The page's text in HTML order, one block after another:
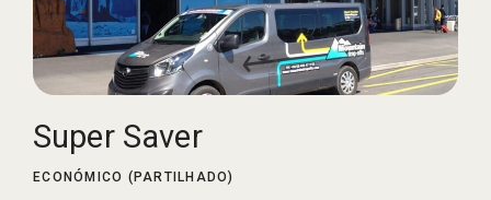
Super Saver
ECONÓMICO (PARTILHADO)